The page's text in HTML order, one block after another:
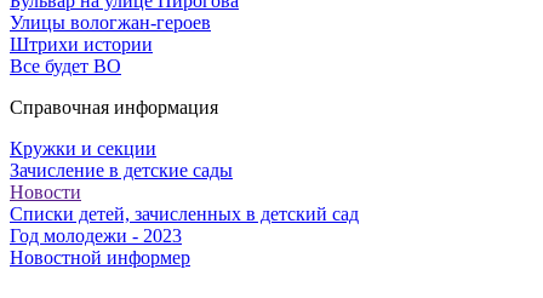
Улицы вологжан-героев
Штрихи истории
Все будет ВО
Справочная информация
Кружки и секции
Зачисление в детские сады
Новости
Списки детей, зачисленных в детский сад
Год молодежи - 2023
Новостной информер